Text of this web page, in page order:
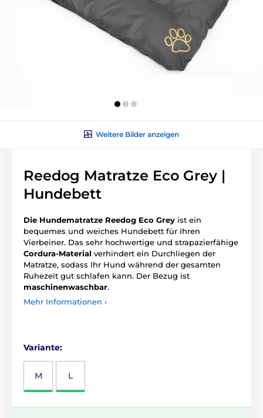
Weitere Bilder anzeigen
Reedog Matratze Eco Grey |
Hundebett
Die Hundematratze Reedog Eco Grey ist ein
bequemes und weiches Hundebett für Ihren
Vierbeiner. Das sehr hochwertige und strapazierfähige
Cordura-Material verhindert ein Durchliegen der
Matratze, sodass Ihr Hund während der gesamten
Ruhezeit gut schlafen kann. Der Bezug ist
maschinenwaschbar.
Mehr Informationen ›
Variante:
M L